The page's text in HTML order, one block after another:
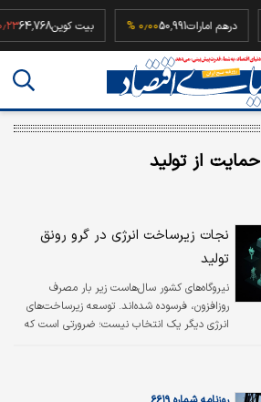
درهم امارات50,991 بیت کوین
حمایت از تولید
نجات زیرساخت انرژی در گرو رونق
تولید
نیروگاه‌های کشور سال‌هاست زیر بار مصرف
روزافزون، فرسوده شده‌اند. توسعه زیرساخت‌های
انرژی دیگر یک انتخاب نیست؛ ضرورتی است که